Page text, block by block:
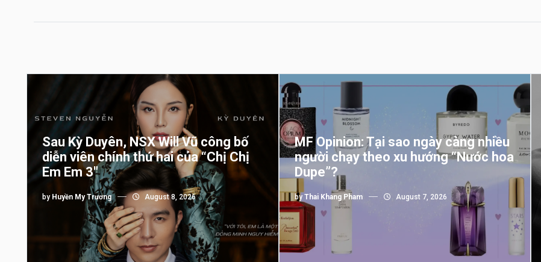
Sau Kỳ Duyên, NSX Will Vũ công bố
diễn viên chính thứ hai của “Chị Chị
Em Em 3″
by Huyền My Trương August 8, 2026
MF Opinion: Tại sao ngày càng nhiều
người chạy theo xu hướng “Nước hoa
Dupe”?
by Thai Khang Pham August 7, 2026